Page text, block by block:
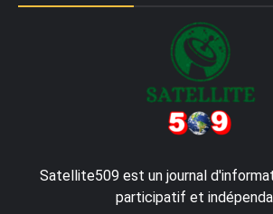
Satellite509 est un journal
participatif et